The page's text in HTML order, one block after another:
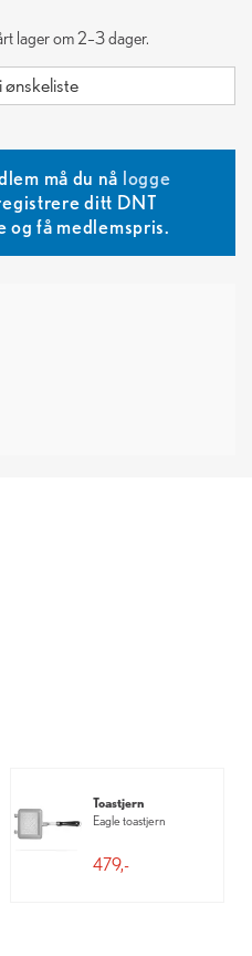
lager om 2–3 dager.
ønskeliste
må du nå logge
ditt DNT
og få medlemspris.
Toastjern
Eagle toastjern
479,-